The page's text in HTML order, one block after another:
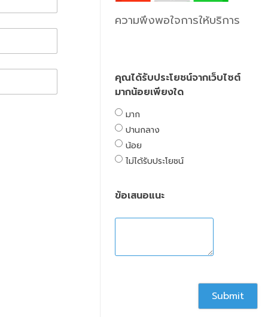
ความพึงพอใจการให้บริการ
คุณได้รับประโยชน์จากเว็บไซต์
มากน้อยเพียงใด
มาก
ปานกลาง
น้อย
ไม่ได้รับประโยชน์
ข้อเสนอแนะ